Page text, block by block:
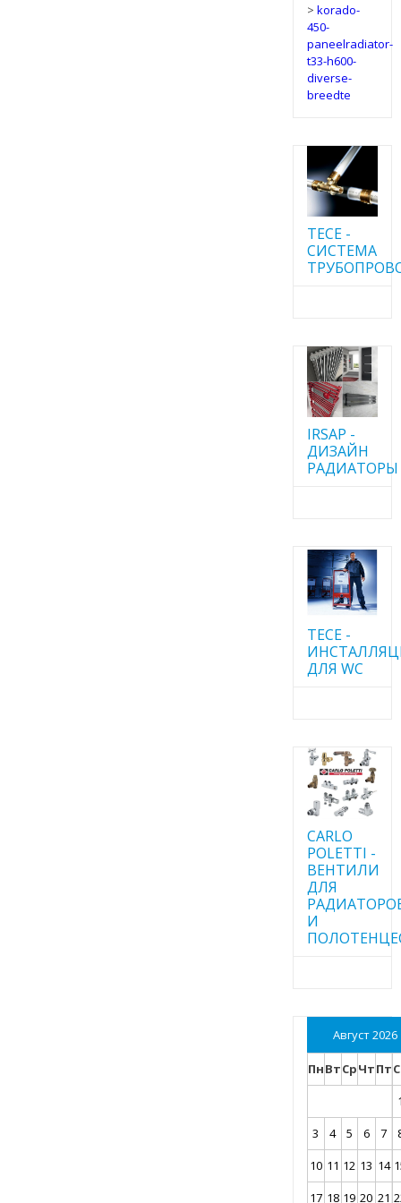
> korado-
450-
paneelradiator-
t33-h600-
diverse-
breedte
TECE -
CИСТЕМА
IRSAP -
ДИЗАЙН
РАДИАТОРЫ
TECE -
ДЛЯ WC
CARLO
POLETTI -
ВЕНТИЛИ
ДЛЯ
И
Август 2026
ПнВтСрЧтПт
3
4 5 6 7
10 11 12 13 14
17 18 19 20 21